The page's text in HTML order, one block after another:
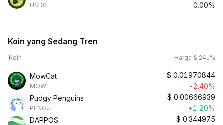
USDG
0.00%
Koin yang Sedang Tren
Koin Harga & 24J%
MowCat
MOW
$ 0.01970844
-2.40%
Pudgy Penguins
PENGU
$ 0.00666939
+1.20%
DAPPOS
$ 0.344975